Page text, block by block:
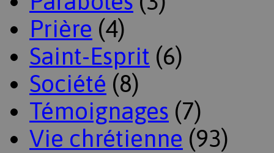
Prière (4)
Saint-Esprit (6)
Société (8)
Témoignages (7)
Vie chrétienne (93)